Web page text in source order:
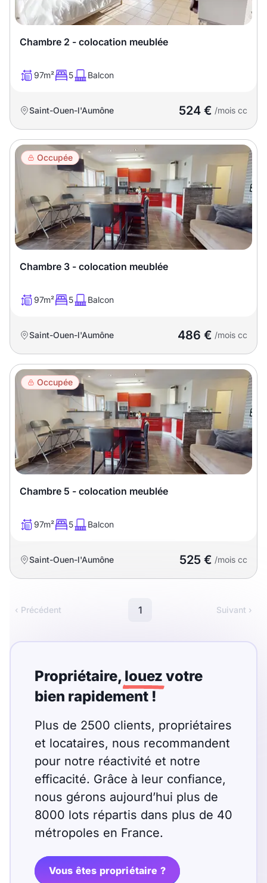
promotions sur honoraires
Chambre 2 - colocation meublée
97m² 5 Balcon
Saint-Ouen-l'Aumône 524 € /mois cc
Occupée
Chambre 3 - colocation meublée
97m² 5 Balcon
Saint-Ouen-l'Aumône 486 € /mois cc
Occupée
Chambre 5 - colocation meublée
97m² 5 Balcon
Saint-Ouen-l'Aumône 525 € /mois cc
‹ Précédent 1 Suivant ›
Propriétaire, louez votre
bien rapidement !
Plus de 2500 clients, propriétaires
et locataires, nous recommandent
pour notre réactivité et notre
efficacité. Grâce à leur confiance,
nous gérons aujourd’hui plus de
8000 lots répartis dans plus de 40
métropoles en France.
Vous êtes propriétaire ?